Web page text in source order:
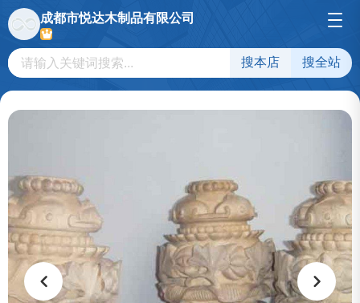
成都市悦达木制品有限公司
搜本店 搜全站